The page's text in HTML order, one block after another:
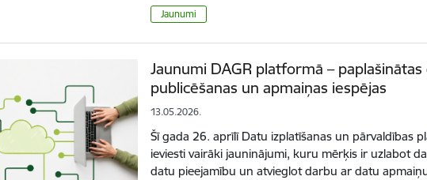
Jaunumi
Jaunumi DAGR platformā – paplašinātas
publicēšanas un apmaiņas iespējas
13.05.2026.
Šī gada 26. aprīlī Datu izplatīšanas un pārvaldības
ieviesti vairāki jauninājumi, kuru mērķis ir uzlabot
datu pieejamību un atvieglot darbu ar datu